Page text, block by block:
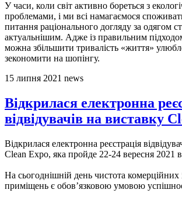
У часи, коли світ активно бореться з
проблемами, і ми всі намагаємося
питання раціонального догляду за одягом
актуальнішим. Адже із правильним
можна збільшити тривалість «життя»
зекономити на шопінгу.
15 липня 2021 news
Відкрилася електронна
відвідувачів на виставку
Відкрилася електронна реєстрація
Clean Expo, яка пройде 22-24 вересня
На сьогоднішній день чистота
приміщень є обов’язковою умовою